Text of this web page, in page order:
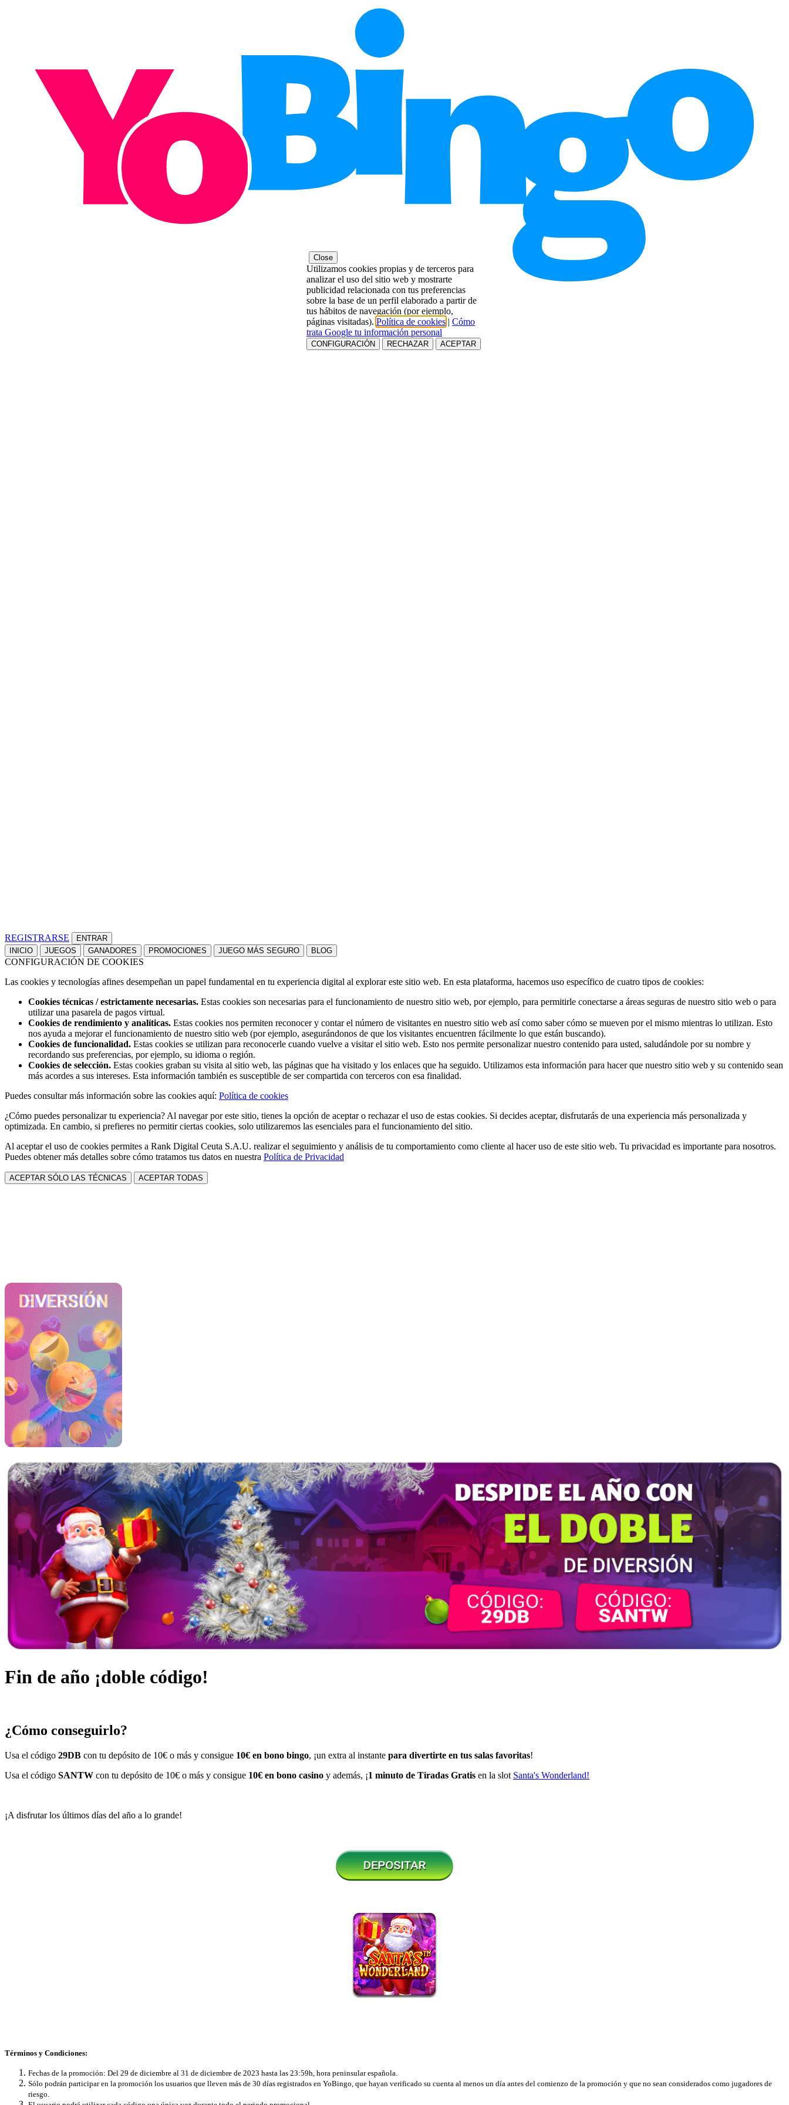
REGISTRARSE
INICIO JUEGOS GANADORES PROMOCIONES JUEGO MÁS SEGURO BLOG
CONFIGURACIÓN DE COOKIES
Las cookies y tecnologías afines desempeñan un papel fundamental en tu experiencia digital al explorar este sitio web. En esta plataforma, hacemos uso específico de cuatro tipos de cookies:
Cookies técnicas / estrictamente necesarias. Estas cookies son necesarias para el funcionamiento de nuestro sitio web, por ejemplo, para permitirle conectarse a áreas seguras de nuestro sitio web o para
utilizar una pasarela de pagos virtual.
Cookies de rendimiento y analíticas. Estas cookies nos permiten reconocer y contar el número de visitantes en nuestro sitio web así como saber cómo se mueven por el mismo mientras lo utilizan. Esto
nos ayuda a mejorar el funcionamiento de nuestro sitio web (por ejemplo, asegurándonos de que los visitantes encuentren fácilmente lo que están buscando).
Cookies de funcionalidad. Estas cookies se utilizan para reconocerle cuando vuelve a visitar el sitio web. Esto nos permite personalizar nuestro contenido para usted, saludándole por su nombre y
recordando sus preferencias, por ejemplo, su idioma o región.
Cookies de selección. Estas cookies graban su visita al sitio web, las páginas que ha visitado y los enlaces que ha seguido. Utilizamos esta información para hacer que nuestro sitio web y su contenido sean
más acordes a sus intereses. Esta información también es susceptible de ser compartida con terceros con esa finalidad.
Puedes consultar más información sobre las cookies aquí: Política de cookies
¿Cómo puedes personalizar tu experiencia? Al navegar por este sitio, tienes la opción de aceptar o rechazar el uso de estas cookies. Si decides aceptar, disfrutarás de una experiencia más personalizada y
optimizada. En cambio, si prefieres no permitir ciertas cookies, solo utilizaremos las esenciales para el funcionamiento del sitio.
Al aceptar el uso de cookies permites a Rank Digital Ceuta S.A.U. realizar el seguimiento y análisis de tu comportamiento como cliente al hacer uso de este sitio web. Tu privacidad es importante para nosotros.
Puedes obtener más detalles sobre cómo tratamos tus datos en nuestra Política de Privacidad
ACEPTAR SÓLO LAS TÉCNICAS ACEPTAR TODAS
Close
Utilizamos cookies propias y de terceros para
analizar el uso del sitio web y mostrarte
publicidad relacionada con tus preferencias
sobre la base de un perfil elaborado a partir de
tus hábitos de navegación (por ejemplo,
páginas visitadas). Política de cookies | Cómo
trata Google tu información personal
CONFIGURACIÓN RECHAZAR ACEPTAR
Fin de año ¡doble código!
¿Cómo conseguirlo?
Usa el código 29DB con tu depósito de 10€ o más y consigue 10€ en bono bingo, ¡un extra al instante para divertirte en tus salas favoritas!
Usa el código SANTW con tu depósito de 10€ o más y consigue 10€ en bono casino y además, ¡1 minuto de Tiradas Gratis en la slot Santa's Wonderland!
¡A disfrutar los últimos días del año a lo grande!
Términos y Condiciones:
Fechas de la promoción: Del 29 de diciembre al 31 de diciembre de 2023 hasta las 23:59h, hora peninsular española.
Sólo podrán participar en la promoción los usuarios que lleven más de 30 días registrados en YoBingo, que hayan verificado su cuenta al menos un día antes del comienzo de la promoción y que no sean considerados como jugadores de
riesgo.